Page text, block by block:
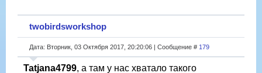
twobirdsworkshop
Дата: Вторник, 03 Октября 2017, 20:20:06 | Сообщение # 179
Tatjana4799, а там у нас хватало такого